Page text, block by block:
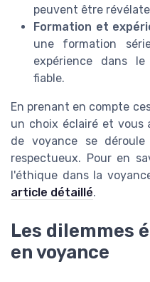
peuvent être
Formation et
une formation
expérience dans
fiable.
En prenant en compte
un choix éclairé et vous
de voyance se
respectueux. Pour en
l'éthique dans la
article détaillé.
Les dilemmes
en voyance